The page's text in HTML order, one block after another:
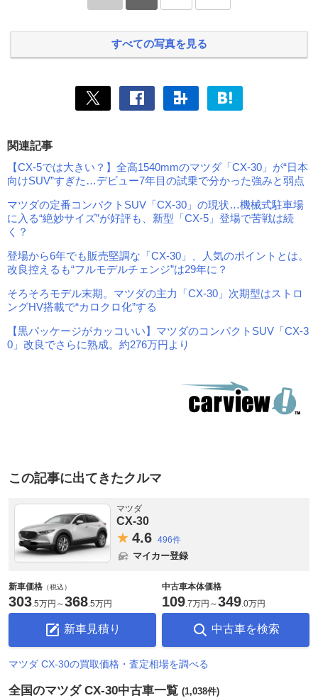
すべての写真を見る
関連記事
【CX-5では大きい？】全高1540mmのマツダ「CX-30」が“日本
向けSUV”すぎた…デビュー7年目の試乗で分かった強みと弱点
マツダの定番コンパクトSUV「CX-30」の現状…機械式駐車場
に入る“絶妙サイズ”が好評も、新型「CX-5」登場で苦戦は続
く？
登場から6年でも販売堅調な「CX-30」、人気のポイントとは。
改良控えるも“フルモデルチェンジ”は29年に？
そろそろモデル末期。マツダの主力「CX-30」次期型はストロ
ングHV搭載で“カロクロ化”する
【黒パッケージがカッコいい】マツダのコンパクトSUV「CX-3
0」改良でさらに熟成。約276万円より
この記事に出てきたクルマ
マツダ
CX-30
4.6 496件
マイカー登録
新車価格 （税込）
303 5万円 ～368 5万円
新車見積り
中古車本体価格
109 7万円 ～349 0万円
中古車を検索
マツダ CX-30の買取価格・査定相場を調べる
全国のマツダ CX-30中古車一覧 (1,038件)